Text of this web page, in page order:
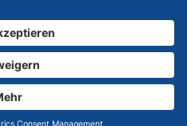
GmbH. Alle Rechte vorbehalten.